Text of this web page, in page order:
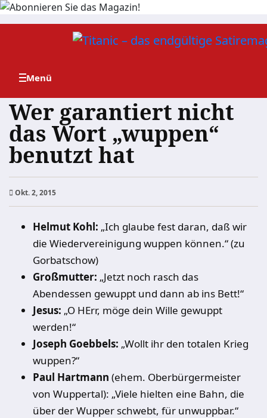
Zum
Wer garantiert nicht
das Wort „wuppen“
benutzt hat
Okt. 2, 2015
Helmut Kohl: „Ich glaube fest daran, daß wir
die Wiedervereinigung wuppen können.“ (zu
Gorbatschow)
Großmutter: „Jetzt noch rasch das
Abendessen gewuppt und dann ab ins Bett!“
Jesus: „O HErr, möge dein Wille gewuppt
werden!“
Joseph Goebbels: „Wollt ihr den totalen Krieg
wuppen?“
Paul Hartmann (ehem. Oberbürgermeister
von Wuppertal): „Viele hielten eine Bahn, die
über der Wupper schwebt, für unwuppbar.“